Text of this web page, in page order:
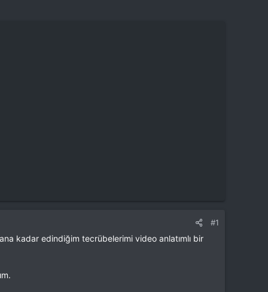
#1
kadar edindiğim tecrübelerimi video anlatımlı bir